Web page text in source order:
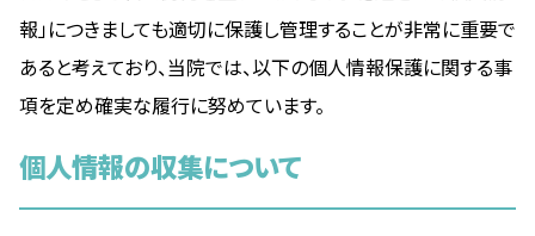
報」につきましても適切に保護し管理することが非常に重要で
あると考えており、当院では、以下の個人情報保護に関する事
項を定め確実な履行に努めています。
個人情報の収集について